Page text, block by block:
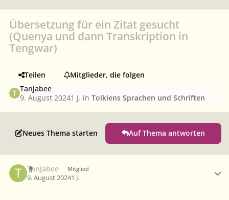
Übersetzung für ein Zitat gesucht
(Quenya und dann Transkription in
Tengwar)
Teilen
Mitglieder, die folgen
Tanjabee
9. August 20241 J. inTolkiens Sprachen und Schriften
Neues Thema starten Auf Thema antworten
Tanjabee Mitglied
9. August 20241 J.